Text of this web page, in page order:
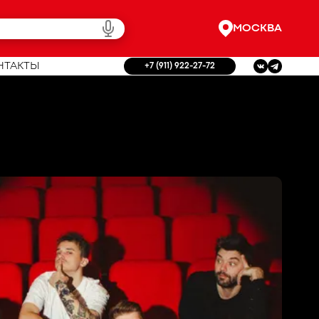
МОСКВА
+7 (911) 922-27-72